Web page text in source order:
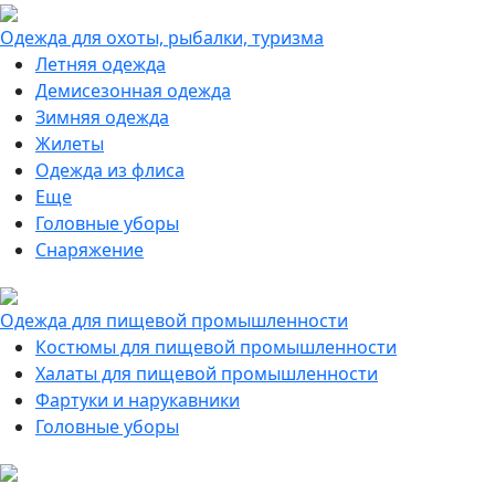
Одежда для охоты, рыбалки, туризма
Летняя одежда
Демисезонная одежда
Зимняя одежда
Жилеты
Одежда из флиса
Еще
Головные уборы
Снаряжение
Одежда для пищевой промышленности
Костюмы для пищевой промышленности
Халаты для пищевой промышленности
Фартуки и нарукавники
Головные уборы